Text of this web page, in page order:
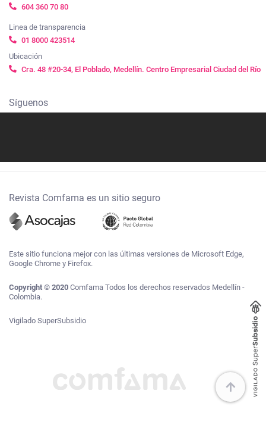
604 360 70 80
Linea de transparencia
01 8000 423514
Ubicación
Cra. 48 #20-34, El Poblado, Medellín. Centro Empresarial Ciudad del Río
Síguenos
Revista Comfama es un sitio seguro
Este sitio funciona mejor con las últimas versiones de Microsoft Edge,
Google Chrome y Firefox.
Copyright © 2020 Comfama Todos los derechos reservados Medellín -
Colombia.
Vigilado SuperSubsidio